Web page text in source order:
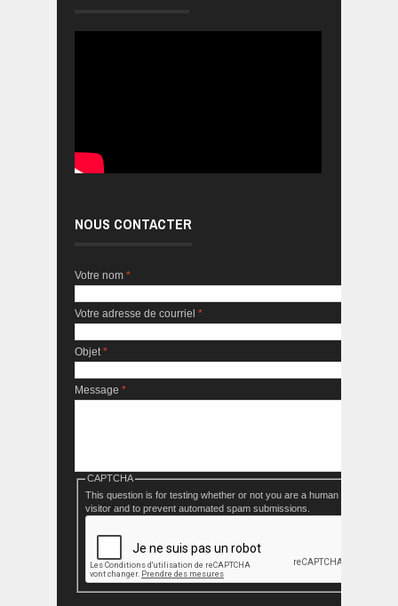
NOUS CONTACTER
Votre nom *
Votre adresse de courriel *
Objet*
Message *
CAPTCHA
This question is for testing whether or not you are a human
visitor and to prevent automated spam submissions.